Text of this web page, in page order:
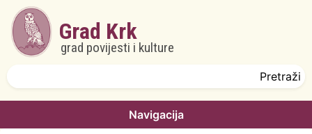
Skoči na glavni sadržaj
Grad Krk
grad povijesti i kulture
Navigacija